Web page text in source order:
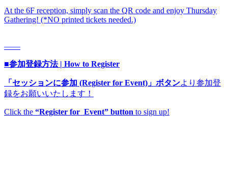
At the 6F reception, simply scan the QR code and enjoy Thursday
Gathering! (*NO printed tickets needed.)
——
■参加登録方法 | How to Register
「セッションに参加 (Register for Event)」ボタンより参加登
録をお願いいたします！
Click the “Register for Event” button to sign up!